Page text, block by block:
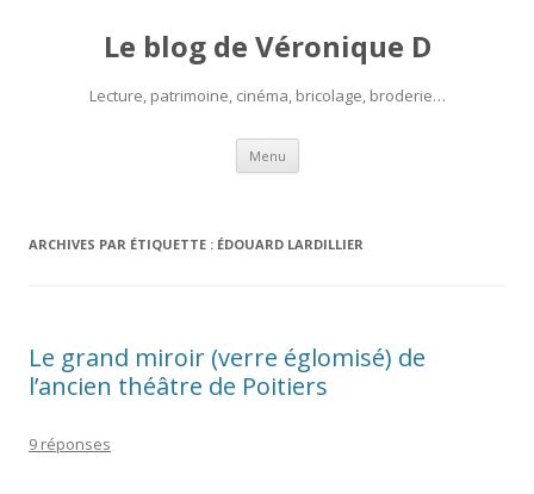
Le blog de Véronique D
Lecture, patrimoine, cinéma, bricolage, broderie…
Menu Aller
contenu
ARCHIVES PAR ÉTIQUETTE : ÉDOUARD LARDILLIER
Le grand miroir (verre églomisé) de
l’ancien théâtre de Poitiers
9 réponses